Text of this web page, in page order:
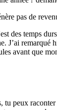
pas de
des temps
J’ai
avant que
peux